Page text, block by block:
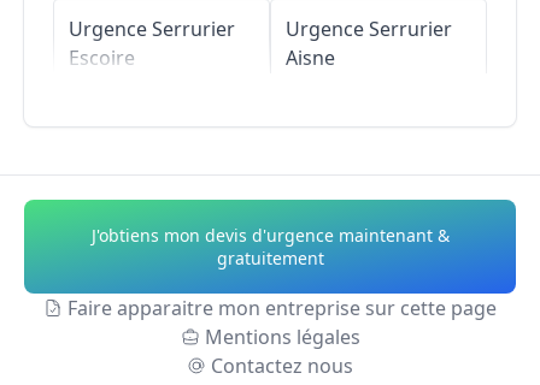
Urgence Serrurier
Escoire
Urgence Serrurier
Trigonant
Urgence Serrurier
Urgence Serrurier
Saint-Laurent-sur-
Urgence Serrurier
Aisne
Urgence Serrurier
Alpes-de-Haute-
Urgence Serrurier
Hautes-Alpes
J'obtiens mon devis d'urgence maintenant &
gratuitement
Faire apparaitre mon entreprise sur cette page
Mentions légales
Contactez nous